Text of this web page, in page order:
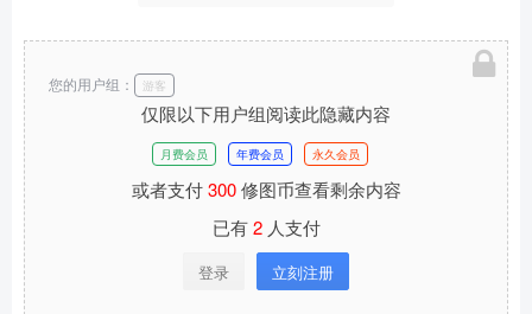
仅限以下用户组阅读此隐藏内容
月费会员 年费会员 永久会员
或者支付300修图币查看剩余内容
已有2人支付
登录 立刻注册
您的用户组： 游客